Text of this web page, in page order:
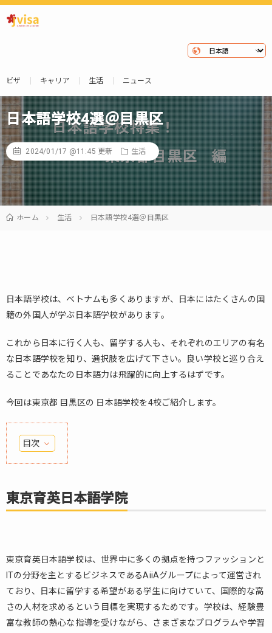
ビザ キャリア 生活 ニュース
日本語学校4選＠目黒区
2024/01/17 @11:45 更新 生活
ホーム 生活 日本語学校4選＠目黒区
日本語学校は、ベトナムも多くありますが、日本にはたくさんの国
籍の外国人が学ぶ日本語学校があります。
これから日本に行く人も、留学する人も、それぞれのエリアの有名
な日本語学校を知り、選択肢を広げて下さい。良い学校と巡り合え
ることであなたの日本語力は飛躍的に向上するはずです。
今回は東京都 目黒区の 日本語学校を4校ご紹介します。
目次
1.
京
育
語
院
グ
レ
東京育英日本語学院
東京育英日本語学校は、世界中に多くの拠点を持つファッションと
ITの分野を主とするビジネスであるAiiAグループによって運営され
ており、日本に留学する希望がある学生に向けていて、国際的な高
さの人材を求めるという目標を実現するためです。学校は、経験豊
富な教師の熱心な指導を受けながら、さまざまなプログラムや学習